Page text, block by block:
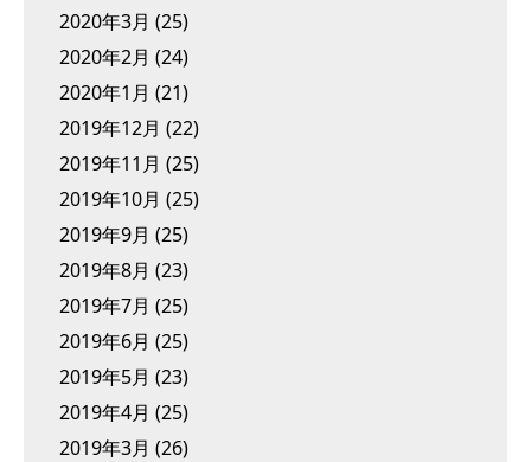
2020年3月 (25)
2020年2月 (24)
2020年1月 (21)
2019年12月 (22)
2019年11月 (25)
2019年10月 (25)
2019年9月 (25)
2019年8月 (23)
2019年7月 (25)
2019年6月 (25)
2019年5月 (23)
2019年4月 (25)
2019年3月 (26)